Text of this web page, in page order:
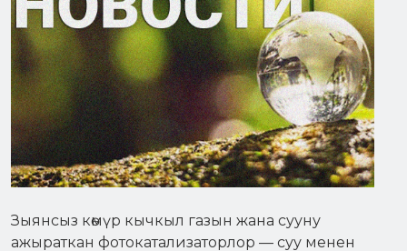
Зыянсыз көмүр кычкыл газын жана сууну
ажыраткан фотокатализаторлор — суу менен